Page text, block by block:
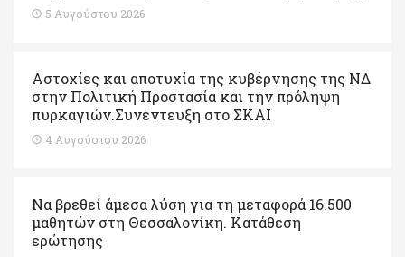
5 Αυγούστου 2026
Αστοχίες και αποτυχία της κυβέρνησης της ΝΔ
στην Πολιτική Προστασία και την πρόληψη
πυρκαγιών.Συνέντευξη στο ΣΚΑΙ
4 Αυγούστου 2026
Να βρεθεί άμεσα λύση για τη μεταφορά 16.500
μαθητών στη Θεσσαλονίκη. Κατάθεση
ερώτησης